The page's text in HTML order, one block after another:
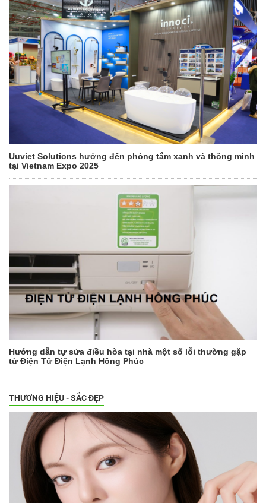
Uuviet Solutions hướng đến phòng tắm xanh và thông minh
tại Vietnam Expo 2025
Hướng dẫn tự sửa điều hòa tại nhà một số lỗi thường gặp
từ Điện Tử Điện Lạnh Hồng Phúc
THƯƠNG HIỆU - SẮC ĐẸP